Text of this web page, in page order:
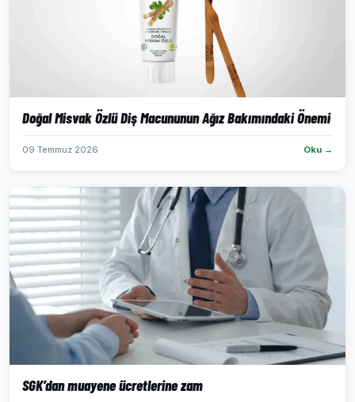
Doğal Misvak Özlü Diş Macununun Ağız Bakımındaki Önemi
09 Temmuz 2026 Oku →
SGK’dan muayene ücretlerine zam